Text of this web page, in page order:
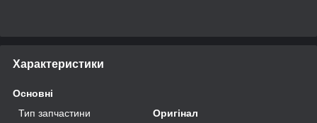
Характеристики
Основні
Тип запчастини
Оригінал